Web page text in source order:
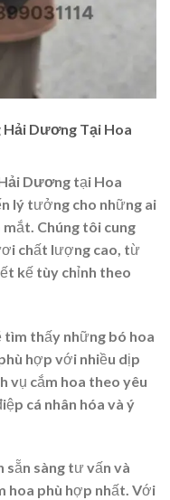
Dương Tại Hoa
Dương tại Hoa
lý tưởng cho những ai
Chúng tôi cung
chất lượng cao, từ
kế tùy chỉnh theo
tìm thấy những bó hoa
hợp với nhiều dịp
vụ cắm hoa theo yêu
cá nhân hóa và ý
sẵn sàng tư vấn và
hoa phù hợp nhất. Với